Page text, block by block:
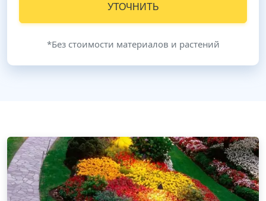
УТОЧНИТЬ
*Без стоимости материалов и растений